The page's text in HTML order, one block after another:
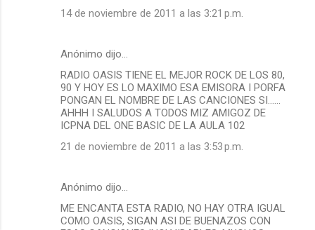
14 de noviembre de 2011 a las 3:21 p.m.
Anónimo dijo…
RADIO OASIS TIENE EL MEJOR ROCK DE LOS 80,
90 Y HOY ES LO MAXIMO ESA EMISORA I PORFA
PONGAN EL NOMBRE DE LAS CANCIONES SI......
AHHH I SALUDOS A TODOS MIZ AMIGOZ DE
ICPNA DEL ONE BASIC DE LA AULA 102
21 de noviembre de 2011 a las 3:53 p.m.
Anónimo dijo…
ME ENCANTA ESTA RADIO, NO HAY OTRA IGUAL
COMO OASIS, SIGAN ASI DE BUENAZOS CON